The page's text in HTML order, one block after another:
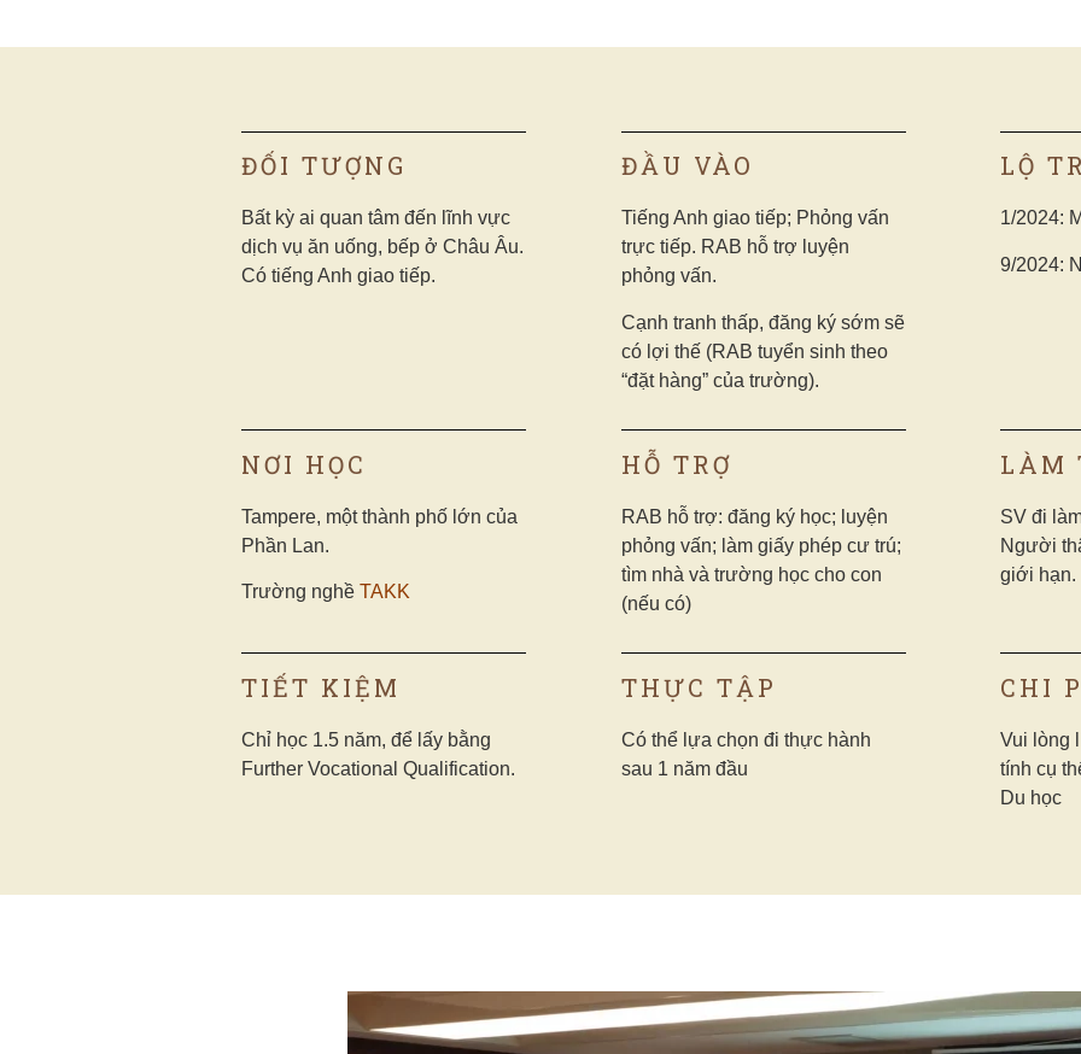
ĐỐI TƯỢNG
Bất kỳ ai quan tâm đến lĩnh vực
dịch vụ ăn uống, bếp ở Châu Âu.
Có tiếng Anh giao tiếp.
ĐẦU VÀO
Tiếng Anh giao tiếp; Phỏng vấn
trực tiếp. RAB hỗ trợ luyện
phỏng vấn.
Cạnh tranh thấp, đăng ký sớm sẽ
có lợi thế (RAB tuyển sinh theo
“đặt hàng” của trường).
LỘ
1/2024:
9/2024:
NƠI HỌC
Tampere, một thành phố lớn của
Phần Lan.
Trường nghề TAKK
HỖ TRỢ
RAB hỗ trợ: đăng ký học; luyện
phỏng vấn; làm giấy phép cư trú;
tìm nhà và trường học cho con
(nếu có)
LÀM
SV đi
Người
giới hạn.
TIẾT KIỆM
Chỉ học 1.5 năm, để lấy bằng
Further Vocational Qualification.
THỰC TẬP
Có thể lựa chọn đi thực hành
sau 1 năm đầu
CHI
Vui lòng
tính cụ
Du học